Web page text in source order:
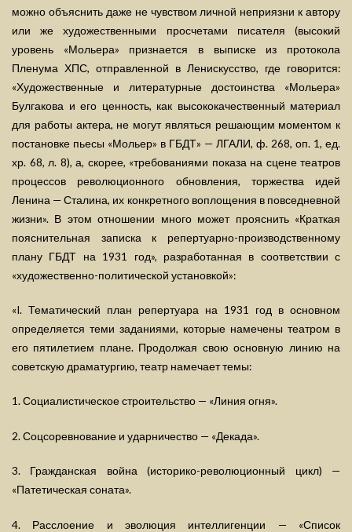
можно объяснить даже не чувством личной неприязни к автору
или же художественными просчетами писателя (высокий
уровень «Мольера» признается в выписке из протокола
Пленума ХПС, отправленной в Ленискусство, где говорится:
«Художественные и литературные достоинства «Мольера»
Булгакова и его ценность, как высококачественный материал
для работы актера, не могут являться решающим моментом к
постановке пьесы «Мольер» в ГБДТ» — ЛГАЛИ, ф. 268, оп. 1, ед.
хр. 68, л. 8), а, скорее, «требованиями показа на сцене театров
процессов революционного обновления, торжества идей
Ленина — Сталина, их конкретного воплощения в повседневной
жизни». В этом отношении много может прояснить «Краткая
пояснительная записка к репертуарно-производственному
плану ГБДТ на 1931 год», разработанная в соответствии с
«художественно-политической установкой»:
«I. Тематический план репертуара на 1931 год в основном
определяется теми заданиями, которые намечены театром в
его пятилетием плане. Продолжая свою основную линию на
советскую драматургию, театр намечает темы:
1. Социалистическое строительство — «Линия огня».
2. Соцсоревнование и ударничество — «Декада».
3. Гражданская война (историко-революционный цикл) —
«Патетическая соната».
4. Расслоение и эволюция интеллигенции — «Список